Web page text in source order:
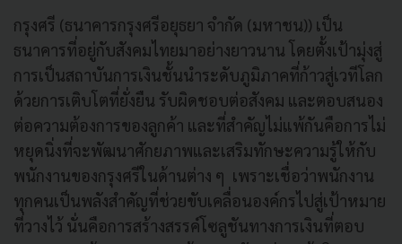
กรุงศรี (ธนาคารกรุงศรีอยุธยา จำกัด (มหาชน)) เป็น
ธนาคารที่อยู่กับสังคมไทยมาอย่างยาวนาน โดยตั้งเป้ามุ่งสู่
การเป็นสถาบันการเงินชั้นนำระดับภูมิภาคที่ก้าวสู่เวทีโลก
ด้วยการเติบโตที่ยั่งยืน รับผิดชอบต่อสังคม และตอบสนอง
ต่อความต้องการของลูกค้า และที่สำคัญไม่แพ้กันคือการไม่
หยุดนิ่งที่จะพัฒนาศักยภาพและเสริมทักษะความรู้ให้กับ
พนักงานของกรุงศรีในด้านต่าง ๆ เพราะเชื่อว่าพนักงาน
ทุกคนเป็นพลังสำคัญที่ช่วยขับเคลื่อนองค์กรไปสู่เป้าหมาย
ที่วางไว้ นั่นคือการสร้างสรรค์โซลูชันทางการเงินที่ตอบ